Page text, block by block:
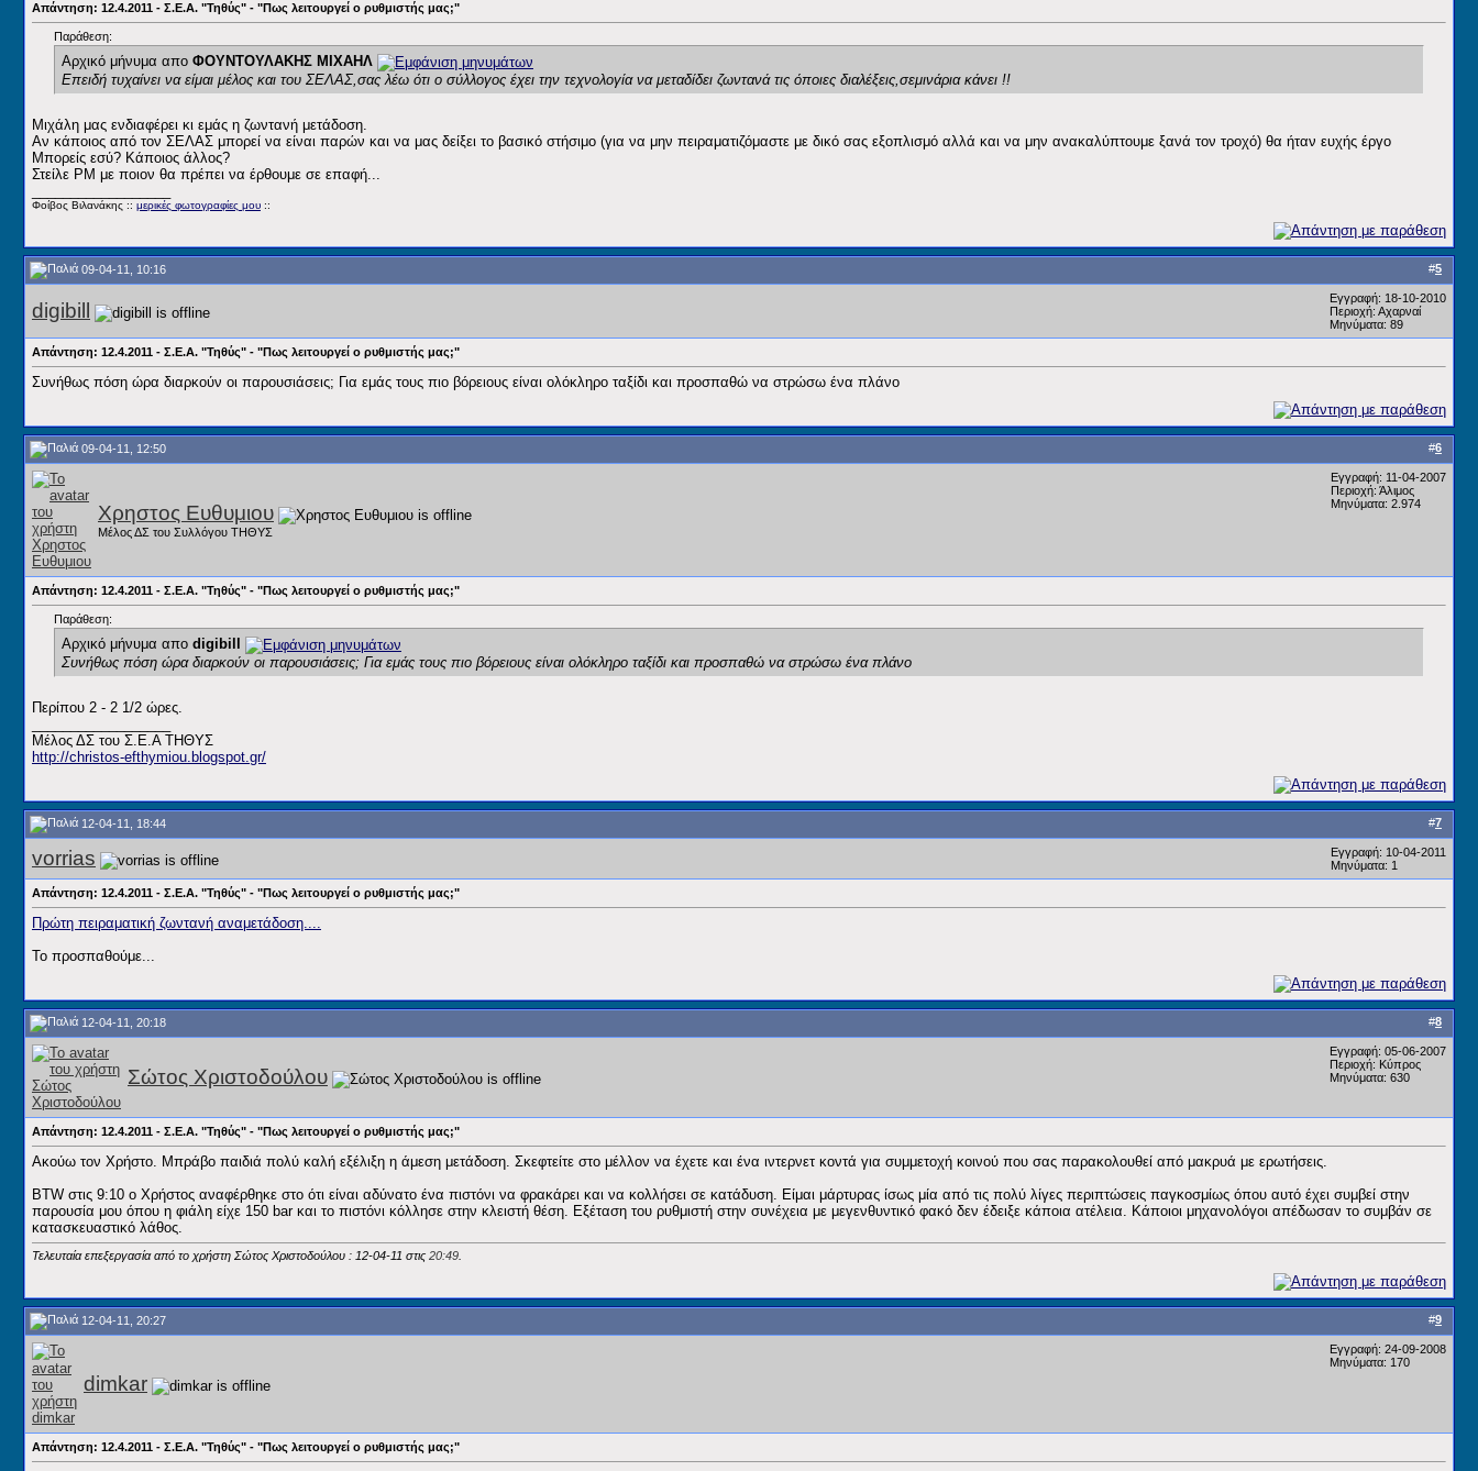
Απάντηση: 12.4.2011 - Σ.Ε.Α. "Τηθύς" - "Πως λειτουργεί ο ρυθμιστής μας;"
Παράθεση:
Αρχικό μήνυμα απο ΦΟΥΝΤΟΥΛΑΚΗΣ ΜΙΧΑΗΛ
Επειδή τυχαίνει να είμαι μέλος και του ΣΕΛΑΣ,σας λέω ότι ο σύλλογος έχει την τεχνολογία να μεταδίδει ζωντανά τις όποιες διαλέξεις,σεμινάρια κάνει !!
Μιχάλη μας ενδιαφέρει κι εμάς η ζωντανή μετάδοση.
Αν κάποιος από τον ΣΕΛΑΣ μπορεί να είναι παρών και να μας δείξει το βασικό στήσιμο (για να μην πειραματιζόμαστε με δικό σας εξοπλισμό αλλά και να μην ανακαλύπτουμε ξανά τον τροχό) θα ήταν ευχής έργο
Μπορείς εσύ? Κάποιος άλλος?
Στείλε PM με ποιον θα πρέπει να έρθουμε σε επαφή...
Φοίβος Βιλανάκης :: μερικές φωτογραφίες μου ::
#5
09-04-11, 10:16
digibill
Εγγραφή: 18-10-2010
Περιοχή: Αχαρναί
Μηνύματα: 89
Απάντηση: 12.4.2011 - Σ.Ε.Α. "Τηθύς" - "Πως λειτουργεί ο ρυθμιστής μας;"
Συνήθως πόση ώρα διαρκούν οι παρουσιάσεις; Για εμάς τους πιο βόρειους είναι ολόκληρο ταξίδι και προσπαθώ να στρώσω ένα πλάνο
#6
09-04-11, 12:50
Χρηστος Ευθυμιου
Μέλος ΔΣ του Συλλόγου ΤΗΘΥΣ
Εγγραφή: 11-04-2007
Περιοχή: Άλιμος
Μηνύματα: 2.974
Απάντηση: 12.4.2011 - Σ.Ε.Α. "Τηθύς" - "Πως λειτουργεί ο ρυθμιστής μας;"
Παράθεση:
Αρχικό μήνυμα απο digibill
Συνήθως πόση ώρα διαρκούν οι παρουσιάσεις; Για εμάς τους πιο βόρειους είναι ολόκληρο ταξίδι και προσπαθώ να στρώσω ένα πλάνο
Περίπου 2 - 2 1/2 ώρες.
Μέλος ΔΣ του Σ.Ε.Α ΤΗΘΥΣ
http://christos-efthymiou.blogspot.gr/
#7
12-04-11, 18:44
vorrias
Εγγραφή: 10-04-2011
Μηνύματα: 1
Απάντηση: 12.4.2011 - Σ.Ε.Α. "Τηθύς" - "Πως λειτουργεί ο ρυθμιστής μας;"
Πρώτη πειραματική ζωντανή αναμετάδοση....
Το προσπαθούμε...
#8
12-04-11, 20:18
Σώτος Χριστοδούλου
Εγγραφή: 05-06-2007
Περιοχή: Κύπρος
Μηνύματα: 630
Απάντηση: 12.4.2011 - Σ.Ε.Α. "Τηθύς" - "Πως λειτουργεί ο ρυθμιστής μας;"
Ακούω τον Χρήστο. Μπράβο παιδιά πολύ καλή εξέλιξη η άμεση μετάδοση. Σκεφτείτε στο μέλλον να έχετε και ένα ιντερνετ κοντά για συμμετοχή κοινού που σας παρακολουθεί από μακρυά με ερωτήσεις.
BTW στις 9:10 ο Χρήστος αναφέρθηκε στο ότι είναι αδύνατο ένα πιστόνι να φρακάρει και να κολλήσει σε κατάδυση. Είμαι μάρτυρας ίσως μία από τις πολύ λίγες περιπτώσεις παγκοσμίως όπου αυτό έχει συμβεί στην
παρουσία μου όπου η φιάλη είχε 150 bar και το πιστόνι κόλλησε στην κλειστή θέση. Εξέταση του ρυθμιστή στην συνέχεια με μεγενθυντικό φακό δεν έδειξε κάποια ατέλεια. Κάποιοι μηχανολόγοι απέδωσαν το συμβάν σε
κατασκευαστικό λάθος.
Τελευταία επεξεργασία από το χρήστη Σώτος Χριστοδούλου : 12-04-11 στις 20:49
#9
12-04-11, 20:27
dimkar
Εγγραφή: 24-09-2008
Μηνύματα: 170
Απάντηση: 12.4.2011 - Σ.Ε.Α. "Τηθύς" - "Πως λειτουργεί ο ρυθμιστής μας;"